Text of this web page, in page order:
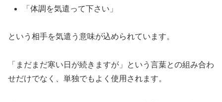
「体調を気遣って下さい」
という相手を気遣う意味が込められています。
「まだまだ寒い日が続きますが」という言葉との組み合わ
せだけでなく、単独でもよく使用されます。